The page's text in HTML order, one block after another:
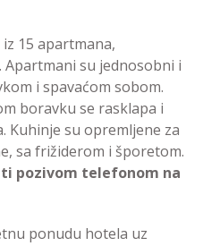
15 apartmana,
Apartmani su jednosobni i
i spavaćom sobom.
boravku se rasklapa i
Kuhinje su opremljene za
sa frižiderom i šporetom.
pozivom telefonom na
ponudu hotela uz